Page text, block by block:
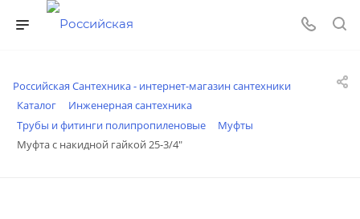
Российская Сантехника - интернет-магазин сантехники
Каталог
Инженерная сантехника
Трубы и фитинги полипропиленовые
Муфты
Муфта с накидной гайкой 25-3/4"